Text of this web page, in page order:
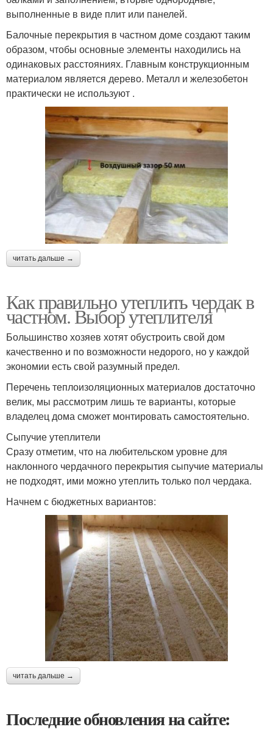
выполненные в виде плит или панелей.
Балочные перекрытия в частном доме создают таким
образом, чтобы основные элементы находились на
одинаковых расстояниях. Главным конструкционным
материалом является дерево. Металл и железобетон
практически не используют .
читать дальше →
Как правильно утеплить чердак в
частном. Выбор утеплителя
Большинство хозяев хотят обустроить свой дом
качественно и по возможности недорого, но у каждой
экономии есть свой разумный предел.
Перечень теплоизоляционных материалов достаточно
велик, мы рассмотрим лишь те варианты, которые
владелец дома сможет монтировать самостоятельно.
Сыпучие утеплители
Сразу отметим, что на любительском уровне для
наклонного чердачного перекрытия сыпучие материалы
не подходят, ими можно утеплить только пол чердака.
Начнем с бюджетных вариантов:
читать дальше →
Последние обновления на сайте: